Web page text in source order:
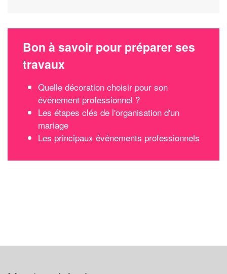
Bon à savoir pour préparer ses
travaux
Quelle décoration choisir pour son
événement professionnel ?
Les étapes clés de l'organisation d'un
mariage
Les principaux événements professionnels